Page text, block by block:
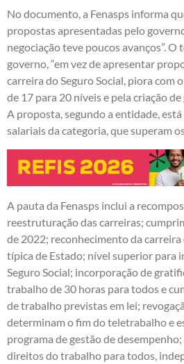
No documento, a Fenasps informa
propostas apresentadas pelo
negociação teve poucos avanços”. O
governo, “em vez de apresentar
carreira do Seguro Social, piora com
de 17 para 20 níveis e pela criação
A proposta, segundo a entidade,
salariais da categoria, que superam
A pauta da Fenasps inclui a
reestruturação das carreiras;
de 2022; reconhecimento da carreira
típica de Estado; nível superior para
Seguro Social; incorporação de
trabalho de 30 horas para todos e
de trabalho previstas em lei;
determinam o fim do teletrabalho e
programa de gestão de
direitos do trabalho para todos,